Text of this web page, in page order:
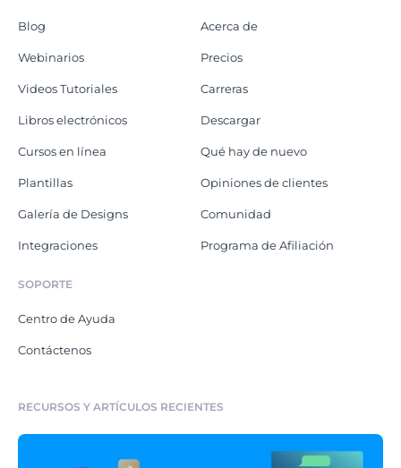
Blog
Webinarios
Videos Tutoriales
Libros electrónicos
Cursos en línea
Plantillas
Galería de Designs
Integraciones
Acerca de
Precios
Carreras
Descargar
Qué hay de nuevo
Opiniones de clientes
Comunidad
Programa de Afiliación
SOPORTE
Centro de Ayuda
Contáctenos
RECURSOS Y ARTÍCULOS RECIENTES